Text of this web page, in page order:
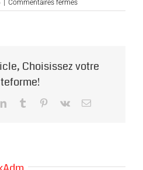
Commentaires ferméssur
ALCK-
Choisissez votre
LinkedInTumblr Pinterest
Vk Email